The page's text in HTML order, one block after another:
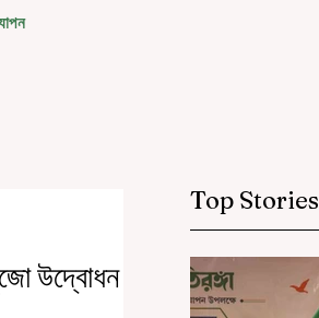
উদ্বোধন
Top Stories